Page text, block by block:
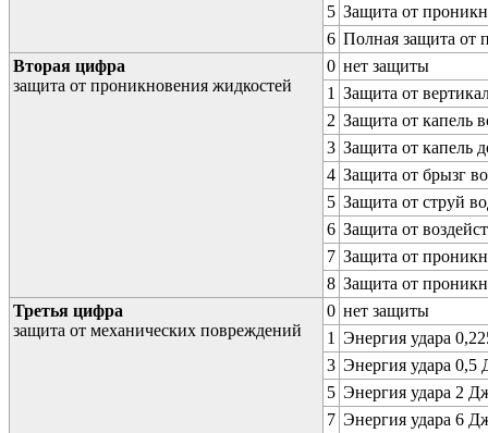
5 Защита от
6 Полная защита от
Вторая цифра
защита от проникновения жидкостей
0 нет защиты
1 Защита от
2 Защита от капель
3 Защита от капель
4 Защита от брызг
5 Защита от струй
6 Защита от
7 Защита от
8 Защита от
Третья цифра
защита от механических повреждений
0 нет защиты
1 Энергия удара
3 Энергия удара 0,5
5 Энергия удара 2
7 Энергия удара 6